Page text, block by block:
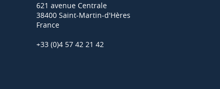
621 avenue Centrale
38400 Saint-Martin-d'Hères
France
+33 (0)4 57 42 21 42